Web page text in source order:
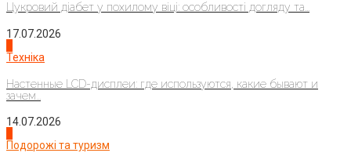
Цукровий діабет у похилому віці: особливості догляду та...
17.07.2026
Техніка
Настенные LCD-дисплеи: где используются, какие бывают и
зачем...
14.07.2026
Подорожі та туризм